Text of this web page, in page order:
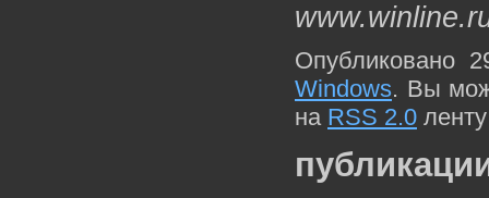
Опубликовано
Windows. Вы
на RSS 2.0